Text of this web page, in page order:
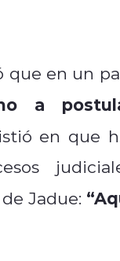
que en un
a
en que
Jadue: